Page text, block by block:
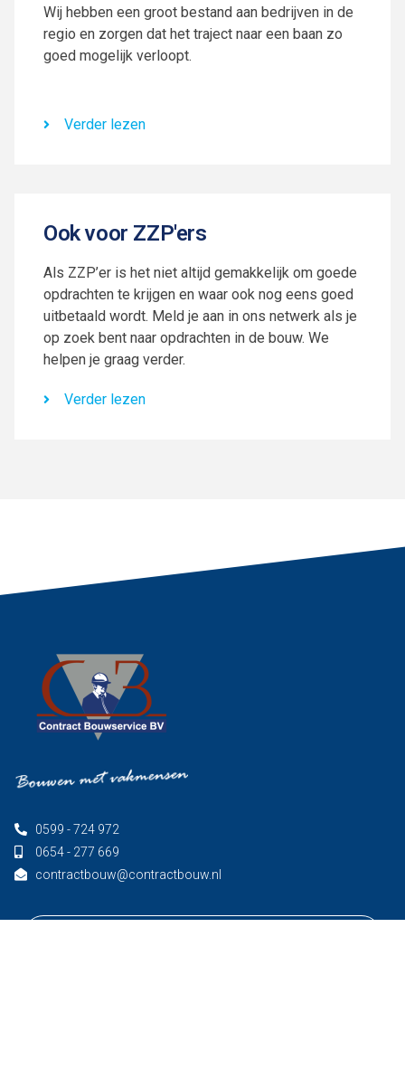
Wij hebben een groot bestand aan bedrijven in de
regio en zorgen dat het traject naar een baan zo
goed mogelijk verloopt.
Verder lezen
Ook voor ZZP'ers
Als ZZP’er is het niet altijd gemakkelijk om goede
opdrachten te krijgen en waar ook nog eens goed
uitbetaald wordt. Meld je aan in ons netwerk als je
op zoek bent naar opdrachten in de bouw. We
helpen je graag verder.
Verder lezen
0599 - 724 972
0654 - 277 669
contractbouw@contractbouw.nl